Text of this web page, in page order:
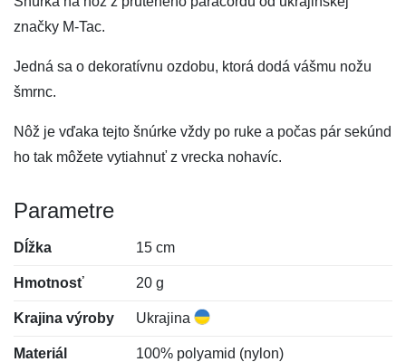
značky M-Tac.
Jedná sa o dekoratívnu ozdobu, ktorá dodá vášmu nožu
šmrnc.
Nôž je vďaka tejto šnúrke vždy po ruke a počas pár sekúnd
ho tak môžete vytiahnuť z vrecka nohavíc.
Parametre
Dĺžka 15 cm
Hmotnosť 20 g
Krajina výroby Ukrajina
Materiál 100% polyamid (nylon)